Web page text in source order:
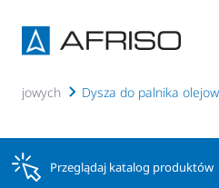
olejowych Dysza do palnika
Przeglądaj katalog produktów